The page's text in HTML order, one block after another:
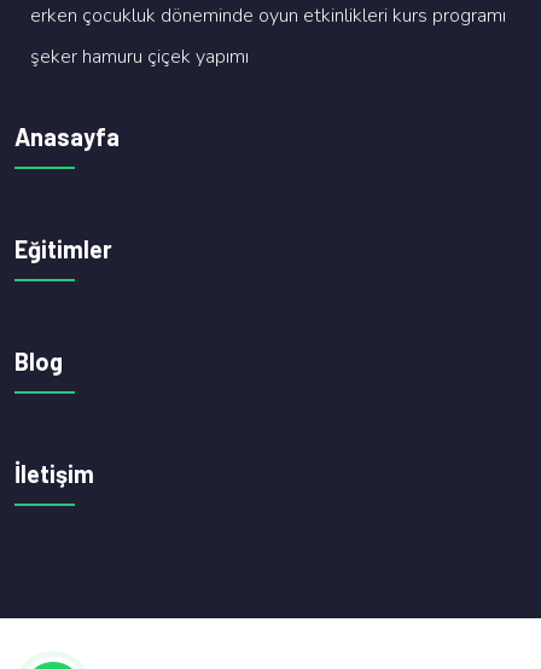
erken çocukluk dönemi̇nde oyun etki̇nli̇kleri̇ kurs programi
şeker hamuru çi̇çek yapimi
Anasayfa
Eğitimler
Blog
İletişim